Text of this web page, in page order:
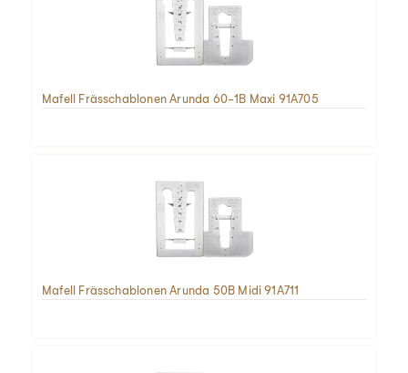
Mafell Frässchablonen Arunda 60-1B Maxi 91A705
Mafell Frässchablonen Arunda 50B Midi 91A711